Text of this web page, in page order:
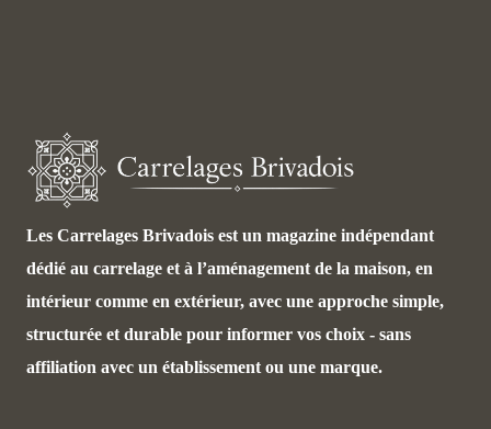
Les Carrelages Brivadois est un magazine indépendant
dédié au carrelage et à l’aménagement de la maison, en
intérieur comme en extérieur, avec une approche simple,
structurée et durable pour informer vos choix - sans
affiliation avec un établissement ou une marque.